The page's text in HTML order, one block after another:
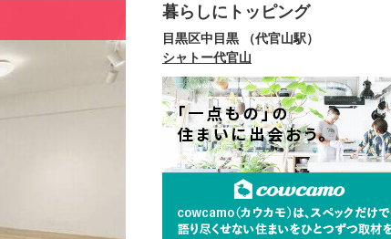
暮らしにトッピング
目黒区中目黒 （代官山駅）
シャトー代官山